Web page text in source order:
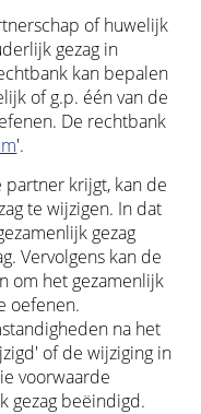
of huwelijk
gezag in
kan bepalen
of g.p. één van de
De rechtbank
'.
krijgt, kan de
te wijzigen. In dat
gezag
Vervolgens kan de
om het gezamenlijk
oefenen.
na het
of de wijziging in
voorwaarde
gezag beëindigd.